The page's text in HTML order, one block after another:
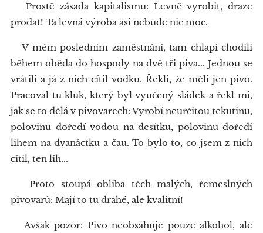
Prostě zásada kapitalismu: Levně vyrobit, draze
prodat! Ta levná výroba asi nebude nic moc.
V mém posledním zaměstnání, tam chlapi chodili
během oběda do hospody na dvě tři piva... Jednou se
vrátili a já z nich cítil vodku. Řekli, že měli jen pivo.
Pracoval tu kluk, který byl vyučený sládek a řekl mi,
jak se to dělá v pivovarech: Vyrobí neurčitou tekutinu,
polovinu doředí vodou na desítku, polovinu doředí
lihem na dvanáctku a čau. To bylo to, co jsem z nich
cítil, ten líh...
Proto stoupá obliba těch malých, řemeslných
pivovarů: Mají to tu drahé, ale kvalitní!
Avšak pozor: Pivo neobsahuje pouze alkohol, ale